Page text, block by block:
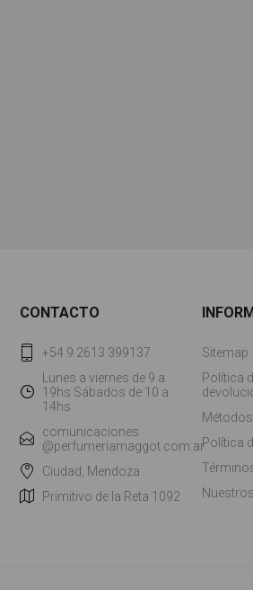
CONTACTO
+54 9 2613 399137
Lunes a viernes de 9 a
19hs Sábados de 10 a
14hs
comunicaciones
@perfumeriamaggot.com.ar
Ciudad, Mendoza
Primitivo de la Reta 1092
Sitemap
Política
Política